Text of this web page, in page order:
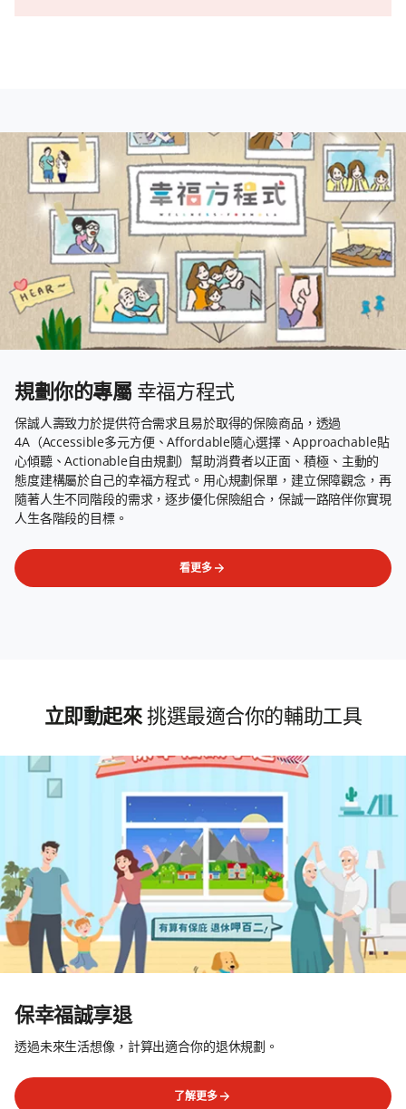
規劃你的專屬 幸福方程式
保誠人壽致力於提供符合需求且易於取得的保險商品，透過
4A（Accessible多元方便、Affordable隨心選擇、Approachable貼
心傾聽、Actionable自由規劃）幫助消費者以正面、積極、主動的
態度建構屬於自己的幸福方程式。用心規劃保單，建立保障觀念，再
隨著人生不同階段的需求，逐步優化保險組合，保誠一路陪伴你實現
人生各階段的目標。
看更多
立即動起來挑選最適合你的輔助工具
保幸福誠享退
透過未來生活想像，計算出適合你的退休規劃。
了解更多